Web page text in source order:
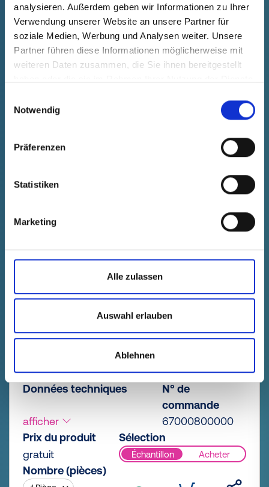
analysieren. Außerdem geben wir Informationen zu Ihrer
Verwendung unserer Website an unsere Partner für
soziale Medien, Werbung und Analysen weiter. Unsere
Partner führen diese Informationen möglicherweise mit
weiteren Daten zusammen, die Sie ihnen bereitgestellt
Notwendig
Präferenzen
Statistiken
Marketing
Alle zulassen
Auswahl erlauben
Ablehnen
GPN 670 DN 65 PE-LLD, jaune
Données techniques
N° de
commande
67000650000
Prix du produit
Acheter
Nombre (pièces)
GPN 670 DN 80 PE-LLD, jaune
Données techniques
afficher
N° de
commande
67000800000
Prix du produit
gratuit
Sélection
Échantillon Acheter
Nombre (pièces)